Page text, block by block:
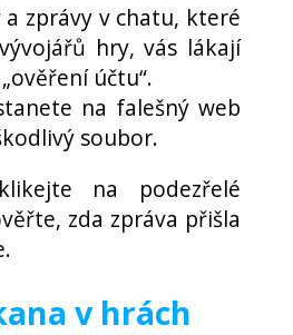
zprávy v chatu, které
hry, vás lákají
účtu“.
na falešný web
soubor.
na podezřelé
zda zpráva přišla
v hrách